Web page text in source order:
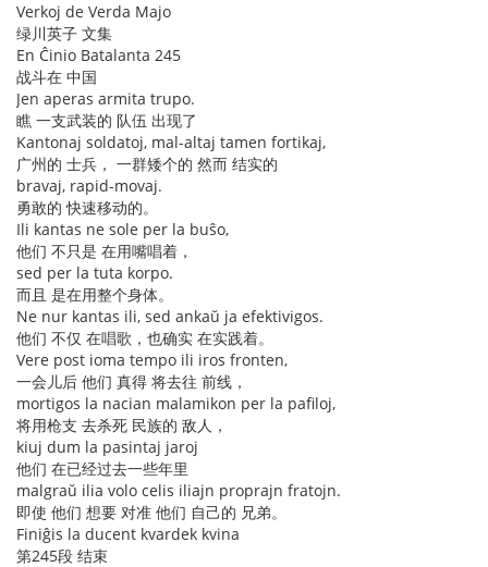
Verkoj de Verda Majo
绿川英子 文集
En Ĉinio Batalanta 245
战斗在 中国
Jen aperas armita trupo.
瞧 一支武装的 队伍 出现了
Kantonaj soldatoj, mal-altaj tamen fortikaj,
广州的 士兵， 一群矮个的 然而 结实的
bravaj, rapid-movaj.
勇敢的 快速移动的。
Ili kantas ne sole per la buŝo,
他们 不只是 在用嘴唱着，
sed per la tuta korpo.
而且 是在用整个身体。
Ne nur kantas ili, sed ankaŭ ja efektivigos.
他们 不仅 在唱歌，也确实 在实践着。
Vere post ioma tempo ili iros fronten,
一会儿后 他们 真得 将去往 前线，
mortigos la nacian malamikon per la pafiloj,
将用枪支 去杀死 民族的 敌人，
kiuj dum la pasintaj jaroj
他们 在已经过去一些年里
malgraŭ ilia volo celis iliajn proprajn fratojn.
即使 他们 想要 对准 他们 自己的 兄弟。
Finiĝis la ducent kvardek kvina
第245段 结束